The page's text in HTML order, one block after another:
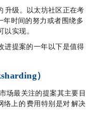
升级。以太坊社区正在考
时间的努力），或者围绕多
实现）。
进提案的一年，以下是值得
）
也是市场最关注的提案，其主要目
gas 费用，特别是对 rollup 解决